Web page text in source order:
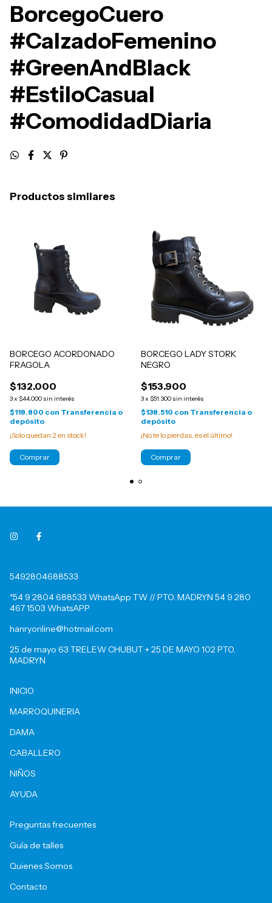
BorcegoCuero
#CalzadoFemenino
#GreenAndBlack
#EstiloCasual
#ComodidadDiaria
Productos similares
BORCEGO ACORDONADO
FRAGOLA
$132.000
3x $44.000 sin interés
$118.800 con Transferencia o
depósito
¡Solo quedan 2en stock!
Comprar
BORCEGO LADY STORK
NEGRO
$153.900
3x $51.300 sin interés
$138.510 con Transferencia o
depósito
¡No te lo pierdas, es el último!
Comprar
5492804688533
*54 9 2804 688533 WhatsApp TW // PTO. MADRYN 54 9 280
467 1503 WhatsAPP
hanryonline@hotmail.com
25 de mayo 63 TRELEW CHUBUT + 25 DE MAYO 102 PTO.
MADRYN
INICIO
MARROQUINERIA
DAMA
CABALLERO
NIÑOS
AYUDA
Preguntas frecuentes
Guía de talles
Quienes Somos
Contacto